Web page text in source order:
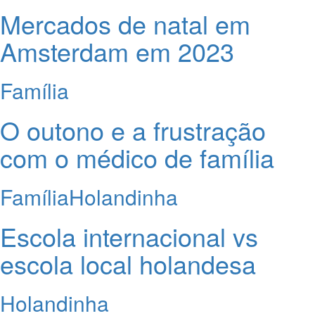
Mercados de natal em
Amsterdam em 2023
Família
O outono e a frustração
com o médico de família
FamíliaHolandinha
Escola internacional vs
escola local holandesa
Holandinha